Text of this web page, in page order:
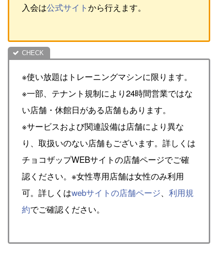
入会は公式サイト から行えます。
※使い放題はトレーニングマシンに限ります。
※一部、テナント規制により24時間営業ではな
い店舗・休館日がある店舗もあります。
※サービスおよび関連設備は店舗により異な
り、取扱いのない店舗もございます。詳しくは
チョコザップWEBサイトの店舗ページでご確
認ください。※女性専用店舗は女性のみ利用
可。詳しくはwebサイトの店舗ページ、 利用規
約でご確認ください。